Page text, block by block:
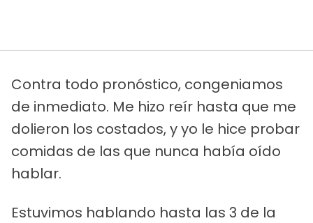
Contra todo pronóstico, congeniamos
de inmediato. Me hizo reír hasta que me
dolieron los costados, y yo le hice probar
comidas de las que nunca había oído
hablar.
Estuvimos hablando hasta las 3 de la